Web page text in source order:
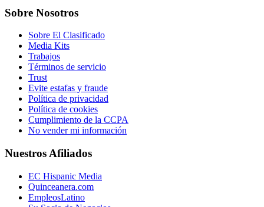
Sobre Nosotros
Sobre El Clasificado
Media Kits
Trabajos
Términos de servicio
Trust
Evite estafas y fraude
Política de privacidad
Política de cookies
Cumplimiento de la CCPA
No vender mi información
Nuestros Afiliados
EC Hispanic Media
Quinceanera.com
EmpleosLatino